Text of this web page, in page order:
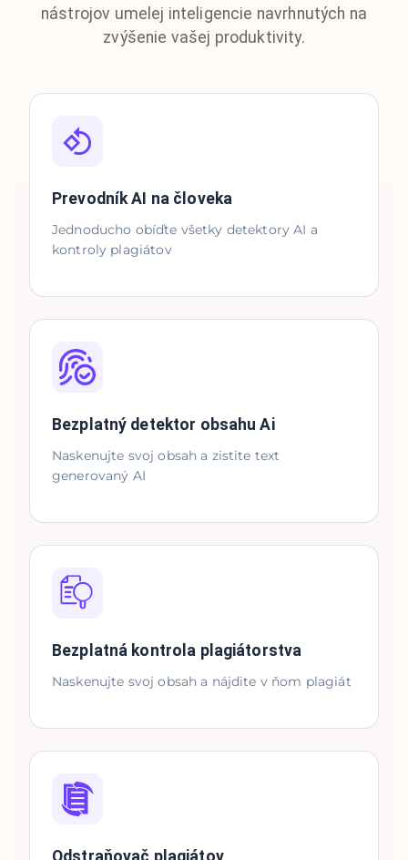
nástrojov umelej inteligencie navrhnutých na
zvýšenie vašej produktivity.
Prevodník AI na človeka
Jednoducho obíďte všetky detektory AI a
kontroly plagiátov
Bezplatný detektor obsahu Ai
Naskenujte svoj obsah a zistite text
generovaný AI
Bezplatná kontrola plagiátorstva
Naskenujte svoj obsah a nájdite v ňom plagiát
Odstraňovač plagiátov